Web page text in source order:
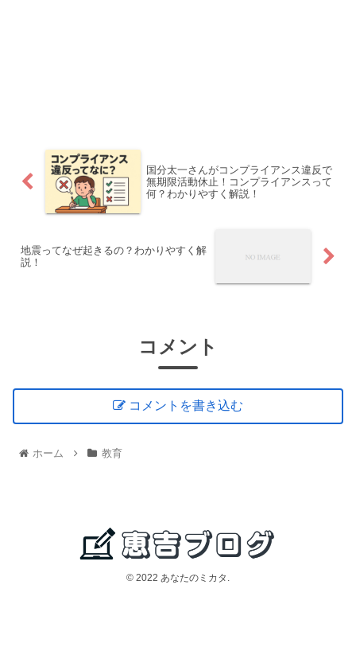
国分太一さんがコンプライアンス違反で
無期限活動休止！コンプライアンスって
何？わかりやすく解説！
地震ってなぜ起きるの？わかりやすく解
説！
コメント
コメントを書き込む
ホーム 教育
© 2022 あなたのミカタ.